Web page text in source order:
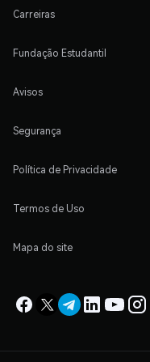
Carreiras
Fundação Estudantil
Avisos
Segurança
Política de Privacidade
Termos de Uso
Mapa do site